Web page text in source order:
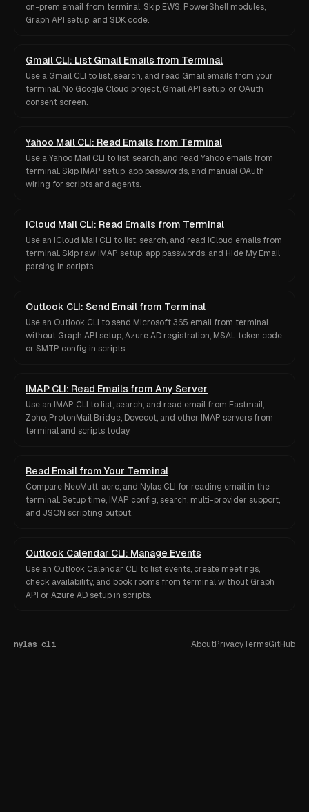
on-prem email from terminal. Skip EWS, PowerShell modules,
Graph API setup, and SDK code.
Gmail CLI: List Gmail Emails from Terminal
Use a Gmail CLI to list, search, and read Gmail emails from your
terminal. No Google Cloud project, Gmail API setup, or OAuth
consent screen.
Yahoo Mail CLI: Read Emails from Terminal
Use a Yahoo Mail CLI to list, search, and read Yahoo emails from
terminal. Skip IMAP setup, app passwords, and manual OAuth
wiring for scripts and agents.
iCloud Mail CLI: Read Emails from Terminal
Use an iCloud Mail CLI to list, search, and read iCloud emails from
terminal. Skip raw IMAP setup, app passwords, and Hide My Email
parsing in scripts.
Outlook CLI: Send Email from Terminal
Use an Outlook CLI to send Microsoft 365 email from terminal
without Graph API setup, Azure AD registration, MSAL token code,
or SMTP config in scripts.
IMAP CLI: Read Emails from Any Server
Use an IMAP CLI to list, search, and read email from Fastmail,
Zoho, ProtonMail Bridge, Dovecot, and other IMAP servers from
terminal and scripts today.
Read Email from Your Terminal
Compare NeoMutt, aerc, and Nylas CLI for reading email in the
terminal. Setup time, IMAP config, search, multi-provider support,
and JSON scripting output.
Outlook Calendar CLI: Manage Events
Use an Outlook Calendar CLI to list events, create meetings,
check availability, and book rooms from terminal without Graph
API or Azure AD setup in scripts.
nylas cli AboutPrivacyTermsGitHub